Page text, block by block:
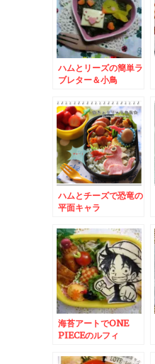
ハムとリーズの簡単ラ
ブレター＆小鳥
ハムとチーズで恐竜の
平面キャラ
海苔アートでONE
PIECEのルフィ